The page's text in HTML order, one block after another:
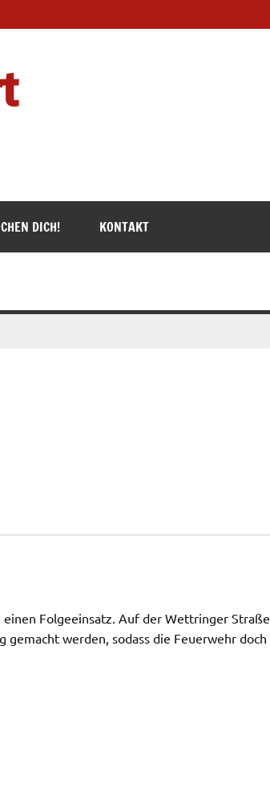
DICH! KONTAKT
Folgeeinsatz. Auf der Wettringer Straße
werden, sodass die Feuerwehr doch